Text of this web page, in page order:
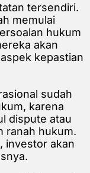
tersendiri.
memulai
hukum
akan
kepastian
sudah
karena
dispute atau
ranah hukum.
investor akan